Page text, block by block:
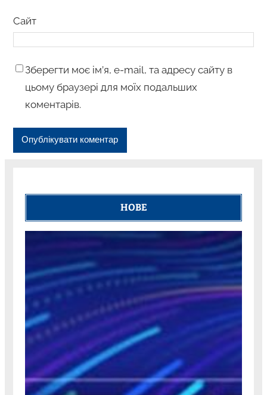
Сайт
Зберегти моє ім’я, e-mail, та адресу сайту в
цьому браузері для моїх подальших
коментарів.
НОВЕ